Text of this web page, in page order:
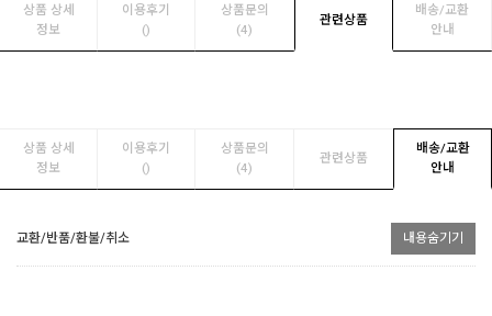
상품 상세
정보
이용후기
()
상품문의
(4)
관련상품
배송/교환
안내
상품 상세
정보
이용후기
()
상품문의
(4)
관련상품
배송/교환
안내
교환/반품/환불/취소 내용숨기기